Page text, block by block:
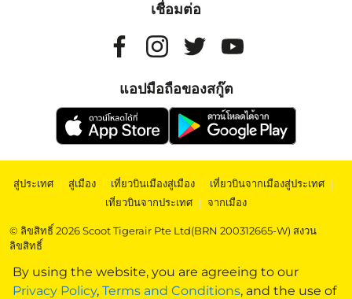
By using the website, you are agreeing to our
Privacy Policy, Terms and Conditions, and the use of
เชื่อมต่อ
แอปมือถือของสกู๊ต
สู่ประเทศ | สู่เมือง | เที่ยวบินเมืองสู่เมือง | เที่ยวบินจากเมืองสู่ประเทศ |
เที่ยวบินจากประเทศ | จากเมือง
© ลิขสิทธิ์ 2026 Scoot Tigerair Pte Ltd(BRN 200312665-W) สงวน
ลิขสิทธิ์